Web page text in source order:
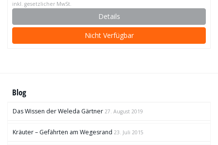
inkl. gesetzlicher MwSt.
Details
Nicht Verfügbar
Blog
Das Wissen der Weleda Gärtner 27. August 2019
Kräuter – Gefährten am Wegesrand 23. Juli 2015